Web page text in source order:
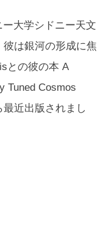
大学シドニー天文
は銀河の形成に焦
との彼の本 A
Tuned Cosmos
近出版されまし